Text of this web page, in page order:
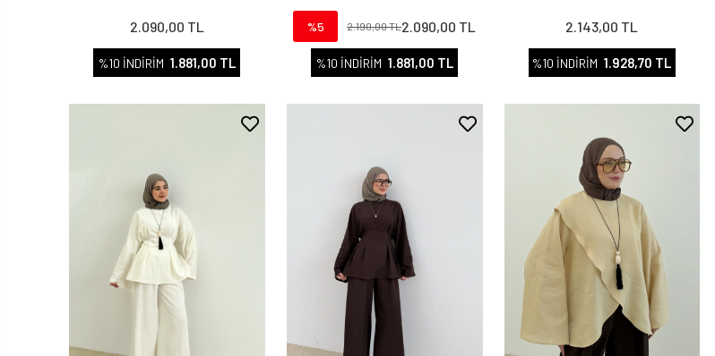
2.090,00 TL
%10 İNDİRİM 1.881,00 TL
%5 2.190,00 TL2.090,00 TL
%10 İNDİRİM 1.881,00 TL
2.143,00 TL
%10 İNDİRİM 1.928,70 TL